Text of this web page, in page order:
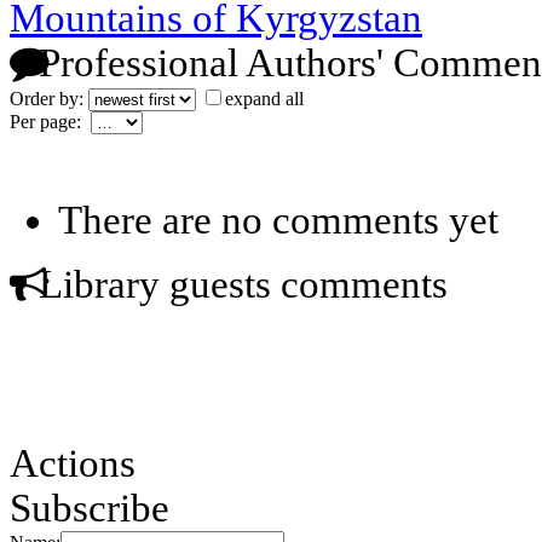
Mountains of Kyrgyzstan
Professional Authors'
Order by:
expand all
Per page:
There are no comments yet
Library guests comments
Actions
Subscribe